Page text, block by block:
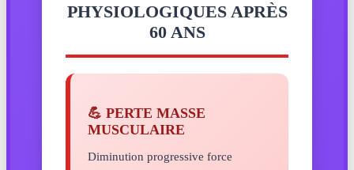
PHYSIOLOGIQUES APRÈS
60 ANS
💪 PERTE MASSE
MUSCULAIRE
Diminution progressive force